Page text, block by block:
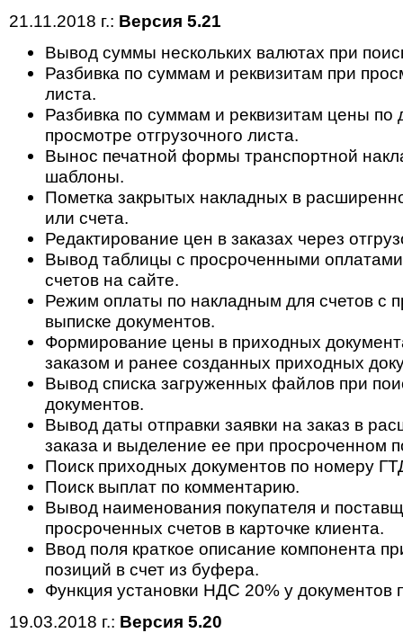
21.11.2018 г.: Версия 5.21
Вывод суммы нескольких валютах при
Разбивка по суммам и реквизитам при
листа.
Разбивка по суммам и реквизитам цены по
просмотре отгрузочного листа.
Вынос печатной формы транспортной
шаблоны.
Пометка закрытых накладных в
или счета.
Редактирование цен в заказах через
Вывод таблицы с просроченными
счетов на сайте.
Режим оплаты по накладным для счетов с
выписке документов.
Формирование цены в приходных
заказом и ранее созданных приходных
Вывод списка загруженных файлов при
документов.
Вывод даты отправки заявки на заказ в
заказа и выделение ее при просроченном
Поиск приходных документов по номеру
Поиск выплат по комментарию.
Вывод наименования покупателя и
просроченных счетов в карточке клиента.
Ввод поля краткое описание компонента
позиций в счет из буфера.
Функция установки НДС 20% у документов
19.03.2018 г.: Версия 5.20